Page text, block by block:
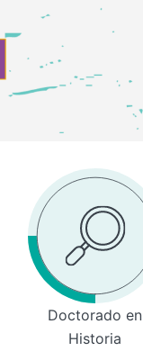
Doctorado en
Historia